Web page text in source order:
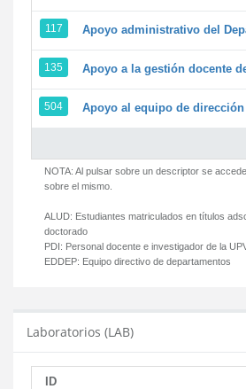
117 Apoyo administrativo del
135 Apoyo a la gestión docente
504 Apoyo al equipo de
NOTA: Al pulsar sobre un descriptor se
sobre el mismo.
ALUD: Estudiantes matriculados en títulos
doctorado
PDI: Personal docente e investigador de la
EDDEP: Equipo directivo de departamentos
Laboratorios (LAB)
ID